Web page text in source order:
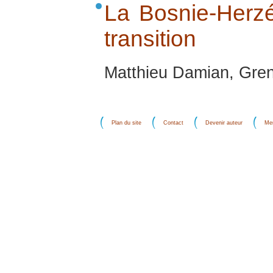
La Bosnie-
transition
Matthieu Damian,
Plan du site Contact Devenir auteur